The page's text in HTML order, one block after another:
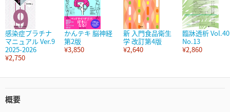
感染症プラチナ
マニュアル Ver.9
2025-2026
¥2,750
かんテキ 脳神経
第2版
¥3,850
新 入門食品衛生
学 改訂第4版
¥2,640
臨牀透析 Vol.40
No.13
¥2,860
概要